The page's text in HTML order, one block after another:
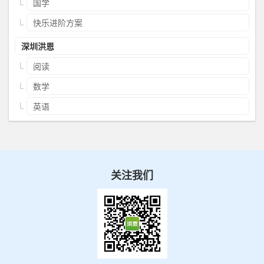
快乐进阶方案
深圳洪恩
阅读
数学
英语
关注我们